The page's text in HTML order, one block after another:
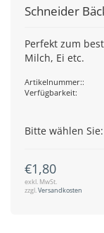
Schneider
Perfekt zum
Milch, Ei etc.
Artikelnummer::
Verfügbarkeit:
Bitte wählen Sie:
€1,80
exkl. MwSt.
zzgl.Versandkosten